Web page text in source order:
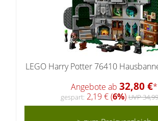
LEGO Harry Potter 76410
Angebote ab 32,80 €*
gespart: 2,19 € (6%) UVP